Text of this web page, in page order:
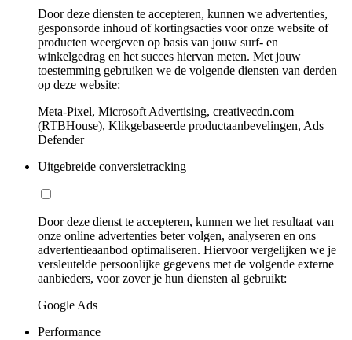
Door deze diensten te accepteren, kunnen we advertenties,
gesponsorde inhoud of kortingsacties voor onze website of
producten weergeven op basis van jouw surf- en
winkelgedrag en het succes hiervan meten. Met jouw
toestemming gebruiken we de volgende diensten van derden
op deze website:
Meta-Pixel, Microsoft Advertising, creativecdn.com
(RTBHouse), Klikgebaseerde productaanbevelingen, Ads
Defender
Uitgebreide conversietracking
Door deze dienst te accepteren, kunnen we het resultaat van
onze online advertenties beter volgen, analyseren en ons
advertentieaanbod optimaliseren. Hiervoor vergelijken we je
versleutelde persoonlijke gegevens met de volgende externe
aanbieders, voor zover je hun diensten al gebruikt:
Google Ads
Performance